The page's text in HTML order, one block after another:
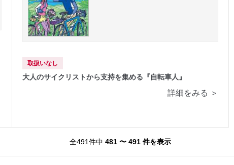
取扱いなし
大人のサイクリストから支持を集める『自転車人』
詳細をみる ＞
全491件中 481 〜 491 件を表示